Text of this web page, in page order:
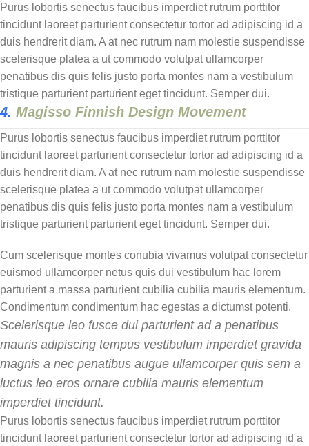
Purus lobortis senectus faucibus imperdiet rutrum porttitor
tincidunt laoreet parturient consectetur tortor ad adipiscing id a
duis hendrerit diam. A at nec rutrum nam molestie suspendisse
scelerisque platea a ut commodo volutpat ullamcorper
penatibus dis quis felis justo porta montes nam a vestibulum
tristique parturient parturient eget tincidunt. Semper dui.
4. Magisso Finnish Design Movement
Purus lobortis senectus faucibus imperdiet rutrum porttitor
tincidunt laoreet parturient consectetur tortor ad adipiscing id a
duis hendrerit diam. A at nec rutrum nam molestie suspendisse
scelerisque platea a ut commodo volutpat ullamcorper
penatibus dis quis felis justo porta montes nam a vestibulum
tristique parturient parturient eget tincidunt. Semper dui.
Cum scelerisque montes conubia vivamus volutpat consectetur
euismod ullamcorper netus quis dui vestibulum hac lorem
parturient a massa parturient cubilia cubilia mauris elementum.
Condimentum condimentum hac egestas a dictumst potenti.
Scelerisque leo fusce dui parturient ad a penatibus
mauris adipiscing tempus vestibulum imperdiet gravida
magnis a nec penatibus augue ullamcorper quis sem a
luctus leo eros ornare cubilia mauris elementum
imperdiet tincidunt.
Purus lobortis senectus faucibus imperdiet rutrum porttitor
tincidunt laoreet parturient consectetur tortor ad adipiscing id a